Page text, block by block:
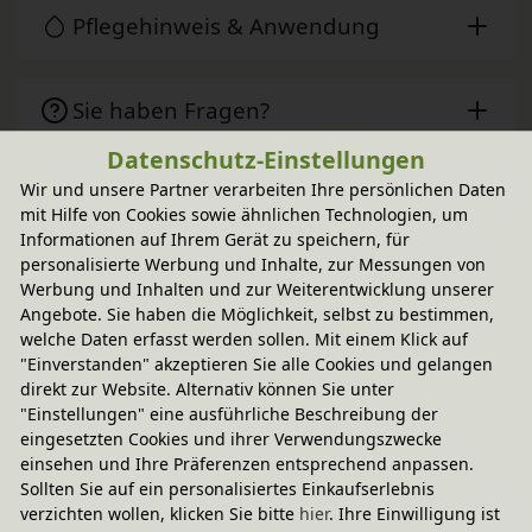
Pflegehinweis & Anwendung
Sie haben Fragen?
Wird oft zusammen gekauft
-20% Code Größe 2
Levin Kindersitzbank
In verschiedenen Varianten
aus Bio-Massivholz
164,95 €
Datenschutz-Einstellungen
Wir und unsere Partner verarbeiten Ihre persönlichen Daten
mit Hilfe von Cookies sowie ähnlichen Technologien, um
Informationen auf Ihrem Gerät zu speichern, für
personalisierte Werbung und Inhalte, zur Messungen von
Werbung und Inhalten und zur Weiterentwicklung unserer
Angebote. Sie haben die Möglichkeit, selbst zu bestimmen,
welche Daten erfasst werden sollen. Mit einem Klick auf
"Einverstanden" akzeptieren Sie alle Cookies und gelangen
direkt zur Website. Alternativ können Sie unter
"Einstellungen" eine ausführliche Beschreibung der
eingesetzten Cookies und ihrer Verwendungszwecke
einsehen und Ihre Präferenzen entsprechend anpassen.
Sollten Sie auf ein personalisiertes Einkaufserlebnis
verzichten wollen, klicken Sie bitte hier. Ihre Einwilligung ist